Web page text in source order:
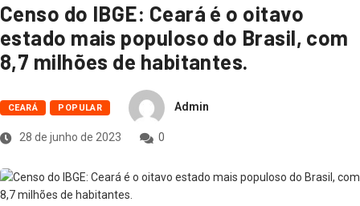
Censo do IBGE: Ceará é o oitavo
estado mais populoso do Brasil, com
8,7 milhões de habitantes.
CEARÁ POPULAR Admin
28 de junho de 2023 0